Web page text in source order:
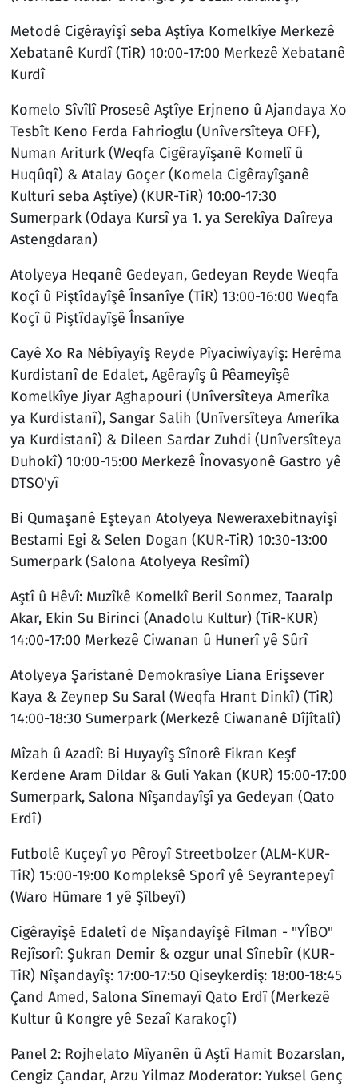
Metodê Cigêrayîşî seba Aştîya Komelkîye Merkezê
Xebatanê Kurdî (TiR) 10:00-17:00 Merkezê Xebatanê
Kurdî
Komelo Sîvîlî Prosesê Aştîye Erjneno û Ajandaya Xo
Tesbît Keno Ferda Fahrioglu (Unîversîteya OFF),
Numan Ariturk (Weqfa Cigêrayîşanê Komelî û
Huqûqî) & Atalay Goçer (Komela Cigêrayîşanê
Kulturî seba Aştîye) (KUR-TiR) 10:00-17:30
Sumerpark (Odaya Kursî ya 1. ya Serekîya Daîreya
Astengdaran)
Atolyeya Heqanê Gedeyan, Gedeyan Reyde Weqfa
Koçî û Piştîdayîşê Însanîye (TiR) 13:00-16:00 Weqfa
Koçî û Piştîdayîşê Însanîye
Cayê Xo Ra Nêbîyayîş Reyde Pîyaciwîyayîş: Herêma
Kurdistanî de Edalet, Agêrayîş û Pêameyîşê
Komelkîye Jiyar Aghapouri (Unîversîteya Amerîka
ya Kurdistanî), Sangar Salih (Unîversîteya Amerîka
ya Kurdistanî) & Dileen Sardar Zuhdi (Unîversîteya
Duhokî) 10:00-15:00 Merkezê Înovasyonê Gastro yê
DTSO'yî
Bi Qumaşanê Eşteyan Atolyeya Neweraxebitnayîşî
Bestami Egi & Selen Dogan (KUR-TiR) 10:30-13:00
Sumerpark (Salona Atolyeya Resîmî)
Aştî û Hêvî: Muzîkê Komelkî Beril Sonmez, Taaralp
Akar, Ekin Su Birinci (Anadolu Kultur) (TiR-KUR)
14:00-17:00 Merkezê Ciwanan û Hunerî yê Sûrî
Atolyeya Şaristanê Demokrasîye Liana Erişsever
Kaya & Zeynep Su Saral (Weqfa Hrant Dinkî) (TiR)
14:00-18:30 Sumerpark (Merkezê Ciwananê Dîjîtalî)
Mîzah û Azadî: Bi Huyayîş Sînorê Fikran Keşf
Kerdene Aram Dildar & Guli Yakan (KUR) 15:00-17:00
Sumerpark, Salona Nîşandayîşî ya Gedeyan (Qato
Erdî)
Futbolê Kuçeyî yo Pêroyî Streetbolzer (ALM-KUR-
TiR) 15:00-19:00 Kompleksê Sporî yê Seyrantepeyî
(Waro Hûmare 1 yê Şîlbeyî)
Cigêrayîşê Edaletî de Nîşandayîşê Fîlman - "YÎBO"
Rejîsorî: Şukran Demir & ozgur unal Sînebîr (KUR-
TiR) Nîşandayîş: 17:00-17:50 Qiseykerdiş: 18:00-18:45
Çand Amed, Salona Sînemayî Qato Erdî (Merkezê
Kultur û Kongre yê Sezaî Karakoçî)
Panel 2: Rojhelato Mîyanên û Aştî Hamit Bozarslan,
Cengiz Çandar, Arzu Yilmaz Moderator: Yuksel Genç